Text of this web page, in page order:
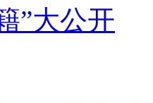
”大公开